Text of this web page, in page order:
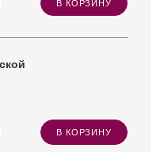
В КОРЗИНУ
В КОРЗИНУ